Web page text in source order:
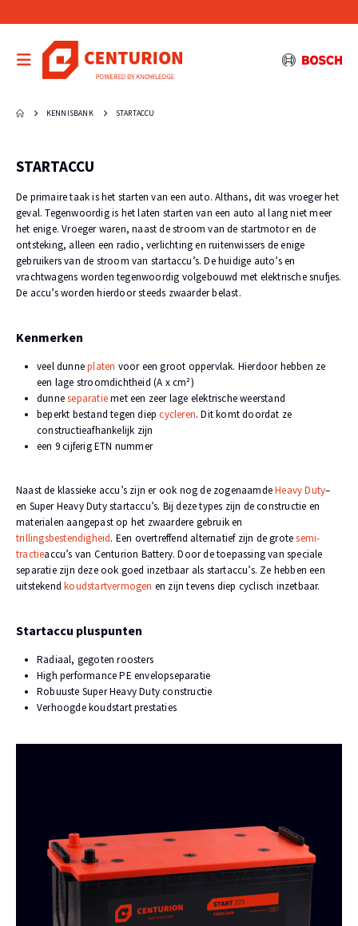
KENNISBANK STARTACCU
STARTACCU
De primaire taak is het starten van een auto. Althans, dit was vroeger het
geval. Tegenwoordig is het laten starten van een auto al lang niet meer
het enige. Vroeger waren, naast de stroom van de startmotor en de
ontsteking, alleen een radio, verlichting en ruitenwissers de enige
gebruikers van de stroom van startaccu’s. De huidige auto’s en
vrachtwagens worden tegenwoordig volgebouwd met elektrische snufjes.
De accu’s worden hierdoor steeds zwaarder belast.
Kenmerken
veel dunneplaten voor een groot oppervlak. Hierdoor hebben ze
een lage stroomdichtheid (A x cm²)
dunneseparatiemet een zeer lage elektrische weerstand
beperkt bestand tegen diepcycleren. Dit komt doordat ze
constructieafhankelijk zijn
een 9 cijferig ETN nummer
Naast de klassieke accu’s zijn er ook nog de zogenaamdeHeavy Duty–
en Super Heavy Duty startaccu’s. Bij deze types zijn de constructie en
materialen aangepast op het zwaardere gebruik en
trillingsbestendigheid. Een overtreffend alternatief zijn de grotesemi-
tractieaccu’s van Centurion Battery. Door de toepassing van speciale
separatie zijn deze ook goed inzetbaar als startaccu’s. Ze hebben een
uitstekendkoudstartvermogen en zijn tevens diep cyclisch inzetbaar.
Startaccu pluspunten
Radiaal, gegoten roosters
High performance PE envelopseparatie
Robuuste Super Heavy Duty constructie
Verhoogde koudstart prestaties